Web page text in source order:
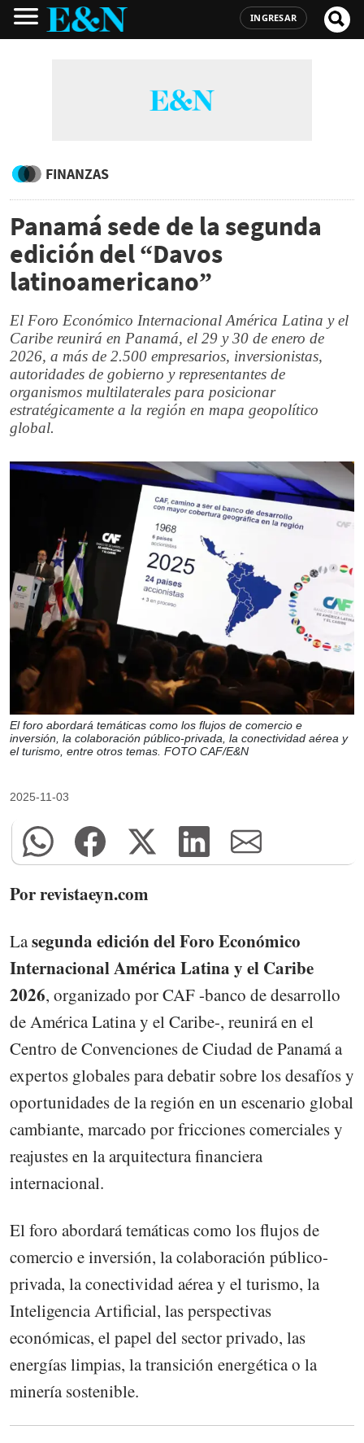
INGRESAR
FINANZAS
Panamá sede de la segunda
edición del “Davos
latinoamericano”
El Foro Económico Internacional América Latina y el
Caribe reunirá en Panamá, el 29 y 30 de enero de
2026, a más de 2.500 empresarios, inversionistas,
autoridades de gobierno y representantes de
organismos multilaterales para posicionar
estratégicamente a la región en mapa geopolítico
global.
El foro abordará temáticas como los flujos de comercio e
inversión, la colaboración público-privada, la conectividad aérea y
el turismo, entre otros temas. FOTO CAF/E&N
2025-11-03
Por revistaeyn.com
Lasegunda edición del Foro Económico
Internacional América Latina y el Caribe
2026, organizado por CAF -banco de desarrollo
de América Latina y el Caribe-, reunirá en el
Centro de Convenciones de Ciudad de Panamá a
expertos globales para debatir sobre los desafíos y
oportunidades de la región en un escenario global
cambiante, marcado por fricciones comerciales y
reajustes en la arquitectura financiera
internacional.
El foro abordará temáticas como los flujos de
comercio e inversión, la colaboración público-
privada, la conectividad aérea y el turismo, la
Inteligencia Artificial, las perspectivas
económicas, el papel del sector privado, las
energías limpias, la transición energética o la
minería sostenible.